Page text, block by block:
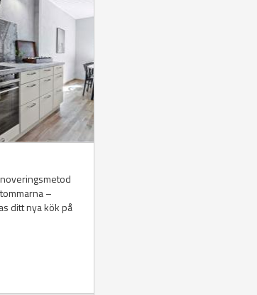
–
ditt nya kök på